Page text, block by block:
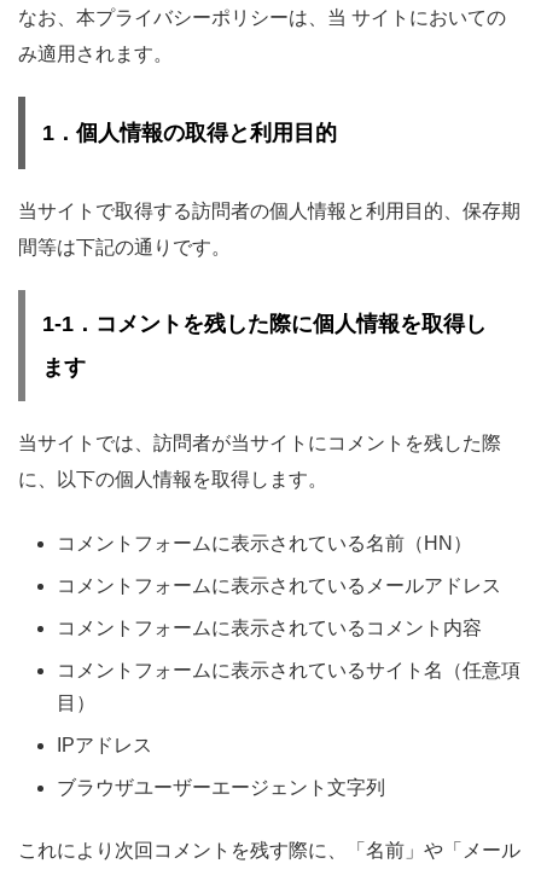
なお、本プライバシーポリシーは、当 サイトにおいての
み適用されます。
1．個人情報の取得と利用目的
当サイトで取得する訪問者の個人情報と利用目的、保存期
間等は下記の通りです。
1-1．コメントを残した際に個人情報を取得し
ます
当サイトでは、訪問者が当サイトにコメントを残した際
に、以下の個人情報を取得します。
コメントフォームに表示されている名前（HN）
コメントフォームに表示されているメールアドレス
コメントフォームに表示されているコメント内容
コメントフォームに表示されているサイト名（任意項
目）
IPアドレス
ブラウザユーザーエージェント文字列
これにより次回コメントを残す際に、「名前」や「メール